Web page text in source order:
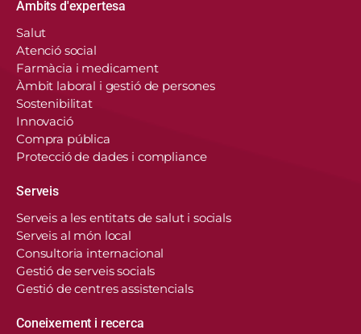
Àmbits d'expertesa
Salut
Atenció social
Farmàcia i medicament
Àmbit laboral i gestió de persones
Sostenibilitat
Innovació
Compra pública
Protecció de dades i compliance
Serveis
Serveis a les entitats de salut i socials
Serveis al món local
Consultoria internacional
Gestió de serveis socials
Gestió de centres assistencials
Coneixement i recerca